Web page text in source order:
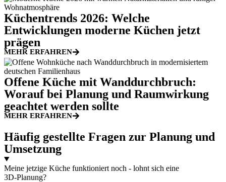
Küchentrends 2026: Welche
Entwicklungen moderne Küchen jetzt
prägen
MEHR ERFAHREN
Offene Küche mit Wanddurchbruch:
Worauf bei Planung und Raumwirkung
geachtet werden sollte
MEHR ERFAHREN
Häufig gestellte Fragen zur Planung und
Umsetzung
Meine jetzige Küche funktioniert noch - lohnt sich eine
3D‑Planung?